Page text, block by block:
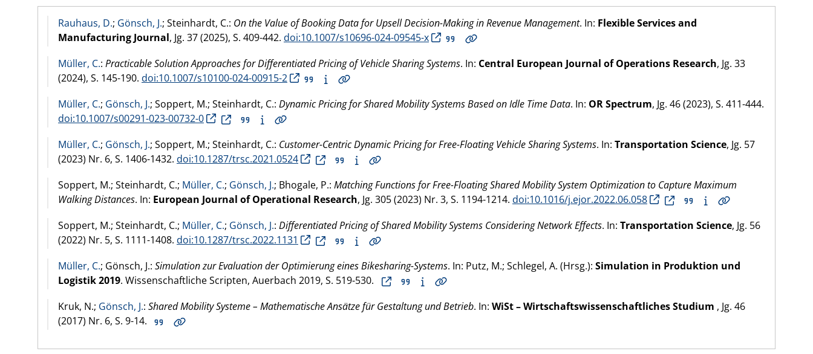
Rauhaus, D.; Gönsch, J.; Steinhardt, C.: On the Value of Booking Data for Upsell Decision-Making in Revenue Management. In: Flexible Services and
Manufacturing Journal, Jg. 37 (2025), S. 409-442. doi:10.1007/s10696-024-09545-x
Müller, C.: Practicable Solution Approaches for Differentiated Pricing of Vehicle Sharing Systems. In: Central European Journal of Operations Research, Jg. 33
(2024), S. 145-190. doi:10.1007/s10100-024-00915-2
Müller, C.; Gönsch, J.; Soppert, M.; Steinhardt, C.: Dynamic Pricing for Shared Mobility Systems Based on Idle Time Data. In: OR Spectrum, Jg. 46 (2023), S. 411-444.
doi:10.1007/s00291-023-00732-0
Müller, C.; Gönsch, J.; Soppert, M.; Steinhardt, C.: Customer-Centric Dynamic Pricing for Free-Floating Vehicle Sharing Systems. In: Transportation Science, Jg. 57
(2023) Nr. 6, S. 1406-1432. doi:10.1287/trsc.2021.0524
Soppert, M.; Steinhardt, C.; Müller, C.; Gönsch, J.; Bhogale, P.: Matching Functions for Free-Floating Shared Mobility System Optimization to Capture Maximum
Walking Distances. In: European Journal of Operational Research, Jg. 305 (2023) Nr. 3, S. 1194-1214. doi:10.1016/j.ejor.2022.06.058
Soppert, M.; Steinhardt, C.; Müller, C.; Gönsch, J.: Differentiated Pricing of Shared Mobility Systems Considering Network Effects. In: Transportation Science, Jg. 56
(2022) Nr. 5, S. 1111-1408. doi:10.1287/trsc.2022.1131
Müller, C.; Gönsch, J.: Simulation zur Evaluation der Optimierung eines Bikesharing-Systems. In: Putz, M.; Schlegel, A. (Hrsg.): Simulation in Produktion und
Logistik 2019. Wissenschaftliche Scripten, Auerbach 2019, S. 519-530.
Kruk, N.; Gönsch, J.: Shared Mobility Systeme – Mathematische Ansätze für Gestaltung und Betrieb. In: WiSt – Wirtschaftswissenschaftliches Studium , Jg. 46
(2017) Nr. 6, S. 9-14.